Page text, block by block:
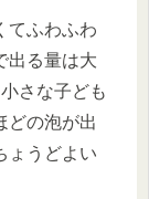
てふわふわ
出る量は大
さな子ども
どの泡が出
ょうどよい